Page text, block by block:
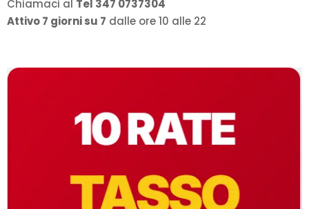
Chiamaci al Tel 347 0737304
Attivo 7 giorni su 7 dalle ore 10 alle 22